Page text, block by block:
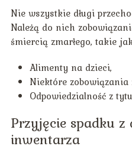
Nie wszystkie długi
Należą do nich
śmiercią zmarłego, takie
Alimenty na dzieci,
Niektóre zobowiązania
Odpowiedzialność z
Przyjęcie spadku
inwentarza